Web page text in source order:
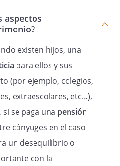
en el primer
contrario y así
cónyuges podrán,
el permitir
realizar visitas a
les sea
la visita y no
la misma.
aspectos
existen hijos, una
para ellos y sus
(por ejemplo, colegios,
extraescolares, etc…),
se paga una pensión
cónyuges en el caso
un desequilibrio o
con la